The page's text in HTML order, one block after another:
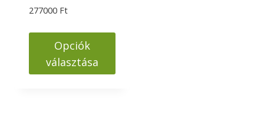
277000 Ft
Opciók
választása